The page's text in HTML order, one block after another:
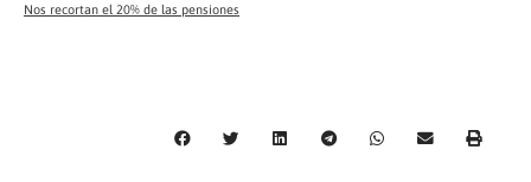
Nos recortan el 20% de las pensiones